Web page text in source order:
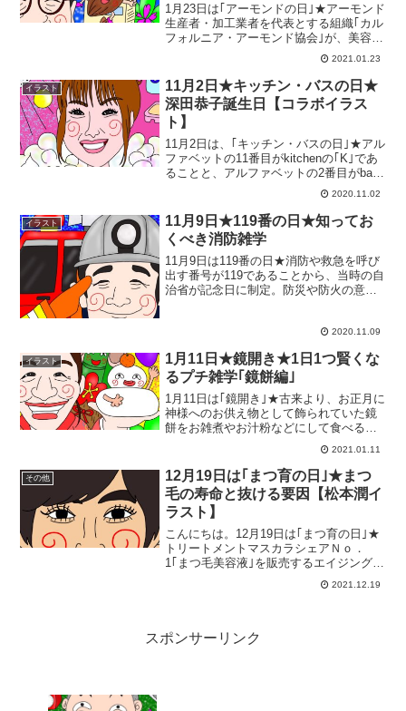
1月23日は｢アーモンドの日｣★アーモンド
生産者・加工業者を代表とする組織｢カル
フォルニア・アーモンド協会｣が、美容や
健康のために多くの人にアーモンドを食
べてらうことを目的とし制定された記念
日★アーモンド約23粒（約30ｇ）が日本
人の成人女...
2021.01.23
イラスト
11月2日★キッチン・バスの日★
深田恭子誕生日【コラボイラス
ト】
11月2日は、｢キッチン・バスの日｣★アル
ファベットの11番目がkitchenの｢K｣であ
ることと、アルファベットの2番目がbath
の｢B｣であることから、キッチン・バス
工業会が記念日を制定。11月3日｢文化の
日｣を前に、キッチン・浴槽・浴...
2020.11.02
イラスト
11月9日★119番の日★知ってお
くべき消防雑学
11月9日は119番の日★消防や救急を呼び
出す番号が119であることから、当時の自
治省が記念日に制定。防災や防火の意識
間｣として、火災予防に関する取り組みや
2020.11.09
イラスト
1月11日★鏡開き★1日1つ賢くな
るプチ雑学｢鏡餅編｣
1月11日は｢鏡開き｣★古来より、お正月に
神様へのお供え物として飾られていた鏡
餅をお雑煮やお汁粉などにして食べるこ
とで、一家の円満を願う習わし★鏡開き
の日にちは地域によって異なるようで、
京都は1月4日。他の地域では1月15日～
20日としてい...
2021.01.11
その他
12月19日は｢まつ育の日｣★まつ
毛の寿命と抜ける要因【松本潤イ
ラスト】
こんにちは。12月19日は｢まつ育の日｣★
トリートメントマスカラシェアＮｏ．
1｢まつ毛美容液｣を販売するエイジングケ
アカンパニーのアンファー株式会社が記
念日に制定。日にちは｢まつ（12（年
2021.12.19
スポンサーリンク